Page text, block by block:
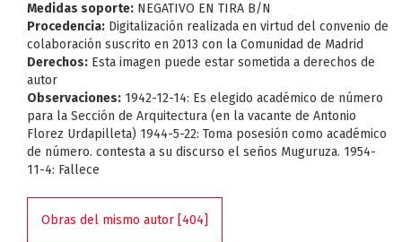
Medidas soporte: NEGATIVO EN TIRA B/N
Procedencia: Digitalización realizada en virtud del convenio de
colaboración suscrito en 2013 con la Comunidad de Madrid
Derechos: Esta imagen puede estar sometida a derechos de
autor
Observaciones: 1942-12-14: Es elegido académico de número
para la Sección de Arquitectura (en la vacante de Antonio
Florez Urdapilleta) 1944-5-22: Toma posesión como académico
de número. contesta a su discurso el seños Muguruza. 1954-
11-4: Fallece
Obras del mismo autor [404]